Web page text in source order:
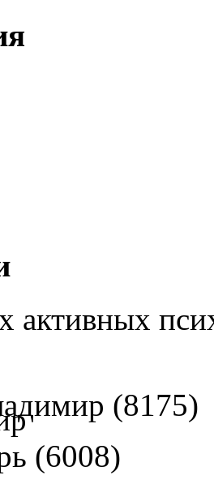
(8175)
(6008)